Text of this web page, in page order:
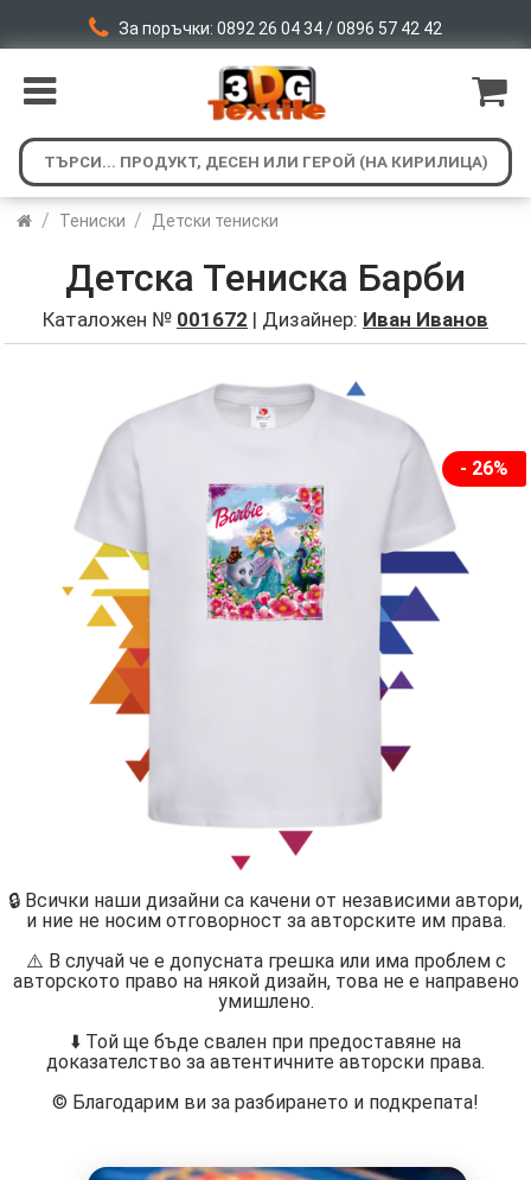
За поръчки: 0892 26 04 34 / 0896 57 42 42
/ Тениски / Детски тениски
Детска Тениска Барби
Каталожен № 001672 | Дизайнер: Иван Иванов
- 26%
🔒 Всички наши дизайни са качени от независими автори,
и ние не носим отговорност за авторските им права.
⚠️ В случай че е допусната грешка или има проблем с
авторското право на някой дизайн, това не е направено
умишлено.
⬇️ Той ще бъде свален при предоставяне на
доказателство за автентичните авторски права.
©️ Благодарим ви за разбирането и подкрепата!